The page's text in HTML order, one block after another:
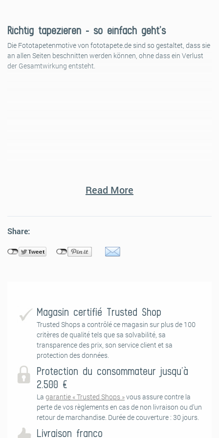
Richtig tapezieren – so einfach geht’s
Die Fototapetenmotive von fototapete.de sind so gestaltet, dass sie
an allen Seiten beschnitten werden können, ohne dass ein Verlust
der Gesamtwirkung entsteht.
Papiertapeten
Papiertapeten erfordern beim Anbringen ein wenig Geschick. Unsere
1. Vorbereitung Untergrund
Die Untergrundvorbereitung ist das A und O beim Tapezieren! Damit
die Fototapete ihre volle optische Wirkung erzielen kann, müssen ein
paar Dinge beachtet werden: Die Wand sollte sauber, glatt und
fettfrei sein. Eventuelle Tapetenreste, Beschichtungen, raue Stellen
Read More
Share:
Magasin certifié Trusted Shop
Trusted Shops a contrôlé ce magasin sur plus de 100
critères de qualité tels que sa solvabilité, sa
transparence des prix, son service client et sa
protection des données.
Protection du consommateur jusqu’à
2.500 €
La garantie « Trusted Shops »vous assure contre la
perte de vos règlements en cas de non livraison ou d’un
retour de marchandise. Durée de couverture : 30 jours.
Livraison franco